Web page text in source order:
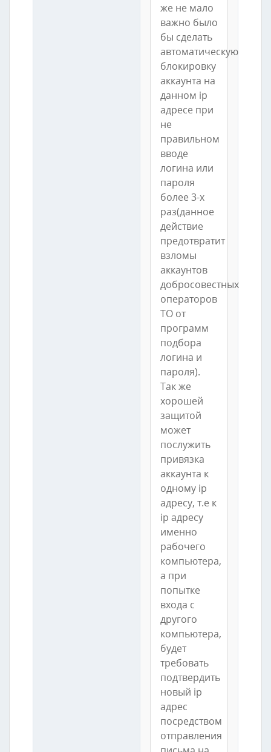
же не мало
важно было
бы сделать
автоматическую
блокировку
аккаунта на
данном ip
адресе при
не
правильном
вводе
логина или
пароля
более 3-х
раз(данное
действие
предотвратит
взломы
аккаунтов
добросовестных
операторов
ТО от
программ
подбора
логина и
пароля).
Так же
хорошей
защитой
может
послужить
привязка
аккаунта к
одному ip
адресу, т.е к
ip адресу
именно
рабочего
компьютера,
а при
попытке
входа с
другого
компьютера,
будет
требовать
подтвердить
новый ip
адрес
посредством
отправления